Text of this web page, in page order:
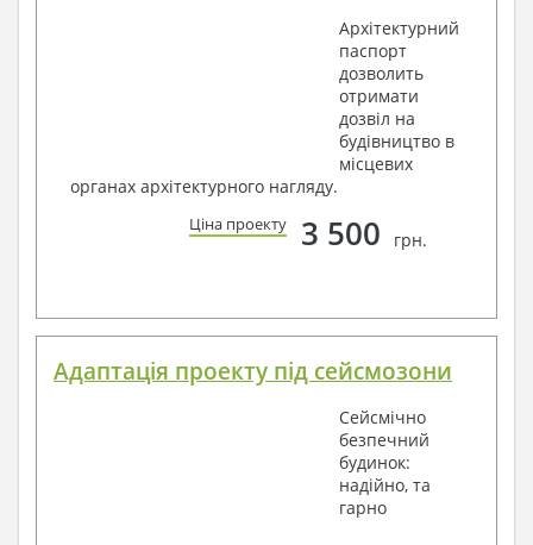
Архітектурний
паспорт
дозволить
отримати
дозвіл на
будівництво в
місцевих
органах архітектурного нагляду.
Ціна проекту 3 500 грн.
Адаптація проекту під сейсмозони
Сейсмічно
безпечний
будинок:
надійно, та
гарно